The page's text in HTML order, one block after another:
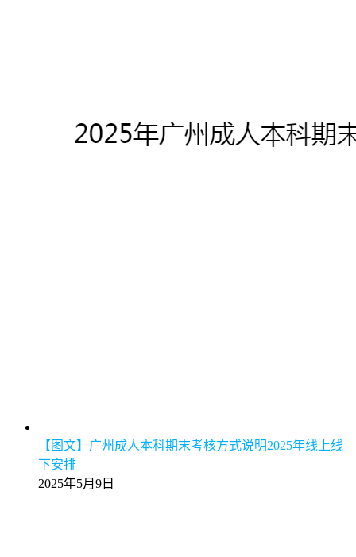
【图文】广州成人本科期末考核方式说明2025年线上线
下安排
2025年5月9日